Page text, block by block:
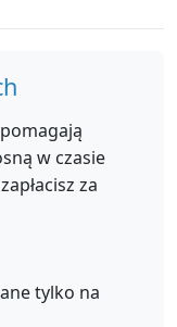
w czasie
za
tylko na